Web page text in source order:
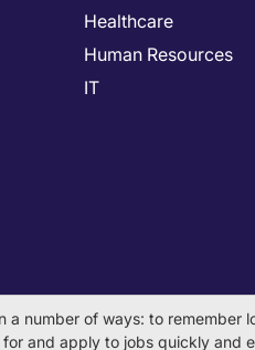
Healthcare
Human Resources
IT
a number of ways: to remember
and apply to jobs quickly and